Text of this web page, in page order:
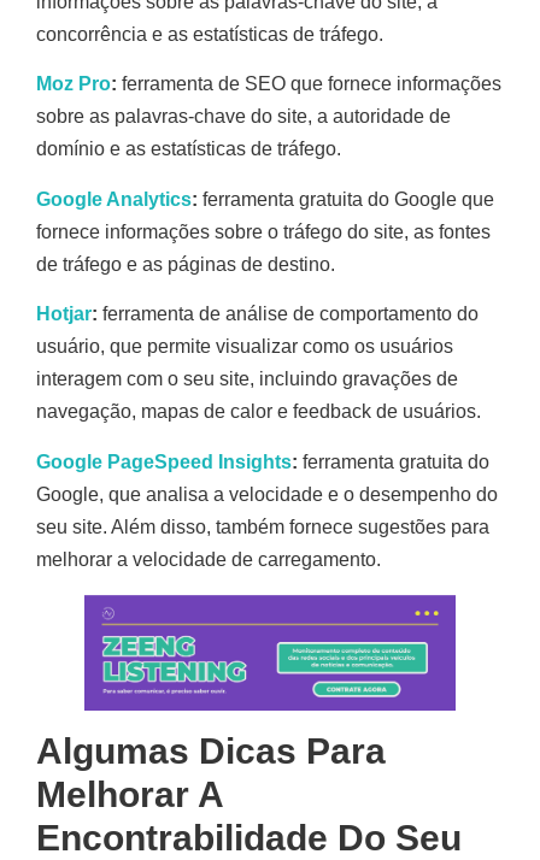
concorrência e as estatísticas de tráfego.
Moz Pro: ferramenta de SEO que fornece informações
sobre as palavras-chave do site, a autoridade de
domínio e as estatísticas de tráfego.
Google Analytics: ferramenta gratuita do Google que
fornece informações sobre o tráfego do site, as fontes
de tráfego e as páginas de destino.
Hotjar: ferramenta de análise de comportamento do
usuário, que permite visualizar como os usuários
interagem com o seu site, incluindo gravações de
navegação, mapas de calor e feedback de usuários.
Google PageSpeed Insights: ferramenta gratuita do
Google, que analisa a velocidade e o desempenho do
seu site. Além disso, também fornece sugestões para
melhorar a velocidade de carregamento.
Algumas Dicas Para
Melhorar A
Encontrabilidade Do Seu